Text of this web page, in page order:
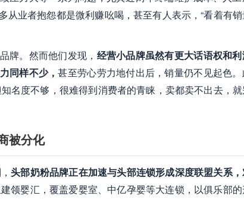
业者抱怨都是微利赚吆喝，甚至有人表示，“看着有
牌。然而他们发现， 经营小品牌虽然有更大话语权和
同样不少，甚至劳心劳力地付出后，销量仍不见起色
名度不够，很难得到消费者的青睐，卖都卖不出去，
被分化
头部奶粉品牌正在加速与头部连锁形成深度联盟关系
领婴汇，覆盖爱婴室、中亿孕婴等大连锁，以俱乐部